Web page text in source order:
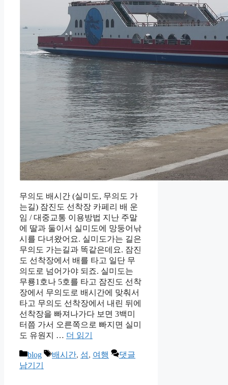
무의도 배시간 (실미도, 무의도 가
는길) 잠진도 선착장 카페리 배 운
임 / 대중교통 이용방법 지난 주말
에 딸과 둘이서 실미도에 망둥어낚
시를 다녀왔어요. 실미도가는 길은
무의도 가는길과 똑같은데요. 잠진
도 선착장에서 배를 타고 일단 무
의도로 넘어가야 되죠. 실미도는
무룡1호나 5호를 타고 잠진도 선착
장에서 무의도로 배시간에 맞춰서
타고 무의도 선착장에서 내린 뒤에
선착장을 빠져나가다 보면 3백미
터쯤 가서 오른쪽으로 빠지면 실미
도 유원지 … 더 읽기
카
테
blog
태
배시간, 섬, 여행
댓글
남기기